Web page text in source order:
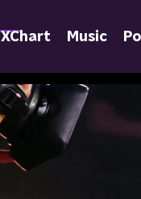
XChart Music